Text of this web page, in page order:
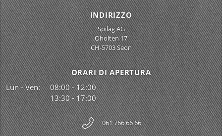
INDIRIZZO
Spilag AG
Oholten 17
CH-5703 Seon
ORARI DI APERTURA
Lun - Ven:
08:00 - 12:00
13:30 - 17:00
061 766 66 66